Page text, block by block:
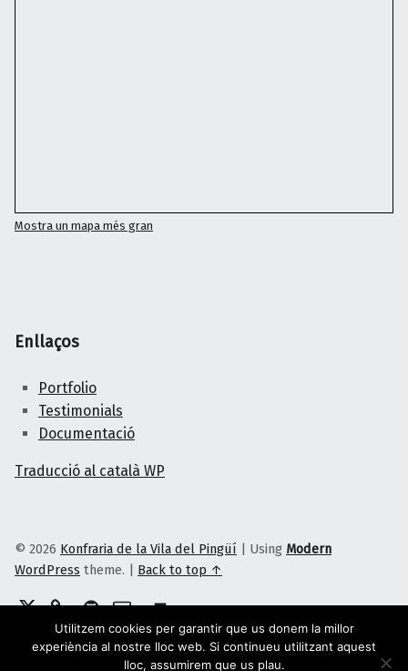
Mostra un mapa més gran
Enllaços
Portfolio
Testimonials
Documentació
Traducció al català WP
© 2026 Konfraria de la Vila del Pingüí | Using Modern
WordPress theme. | Back to top ↑
Utilitzem cookies per garantir que us donem la millor
experiència al nostre lloc web. Si continueu utilitzant aquest
lloc, assumirem que us plau.